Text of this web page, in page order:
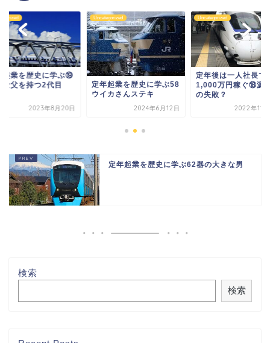
起業を歴史に学ぶ⑲
な父を持つ2代目
2023年8月20日
Uncategorized
定年起業を歴史に学ぶ58
ウイカさんステキ
2024年6月12日
Uncategorized
定年後は一人社長で
1,000万円稼ぐ⑱源
の失敗？
2022年11
定年起業を歴史に学ぶ62器の大きな男
検索
検索